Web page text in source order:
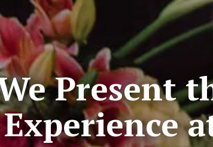
Present
Experience